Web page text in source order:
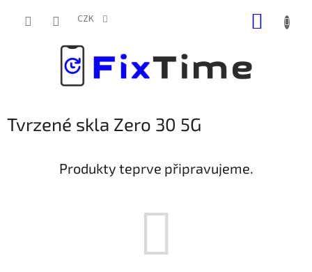
CZK
Tvrzené skla Zero 30 5G
Produkty teprve připravujeme.